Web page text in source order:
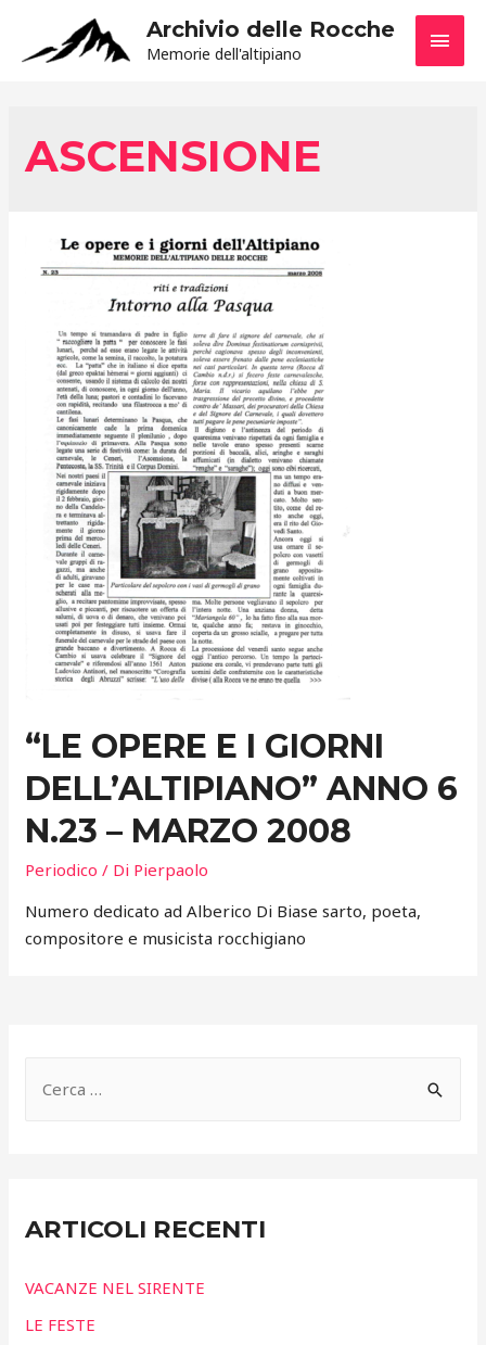
Archivio delle Rocche
Memorie dell'altipiano
ASCENSIONE
“LE OPERE E I GIORNI
DELL’ALTIPIANO” ANNO 6
N.23 – MARZO 2008
Periodico / Di Pierpaolo
Numero dedicato ad Alberico Di Biase sarto, poeta,
compositore e musicista rocchigiano
c
p
e
ARTICOLI RECENTI
VACANZE NEL SIRENTE
LE FESTE